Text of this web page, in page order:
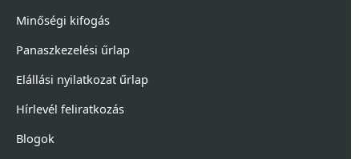
Minőségi kifogás
Panaszkezelési űrlap
Elállási nyilatkozat űrlap
Hírlevél feliratkozás
Blogok